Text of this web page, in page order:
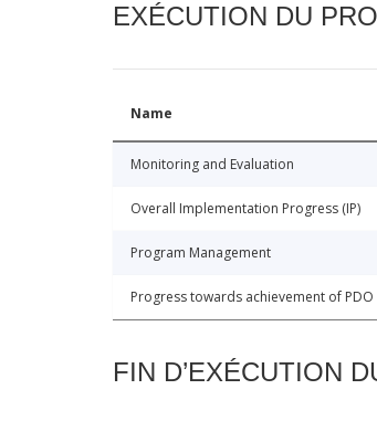
EXÉCUTION DU
Name
Monitoring and Evaluation
Overall Implementation Progress (IP)
Program Management
Progress towards achievement of PDO
FIN D’EXÉCUTION